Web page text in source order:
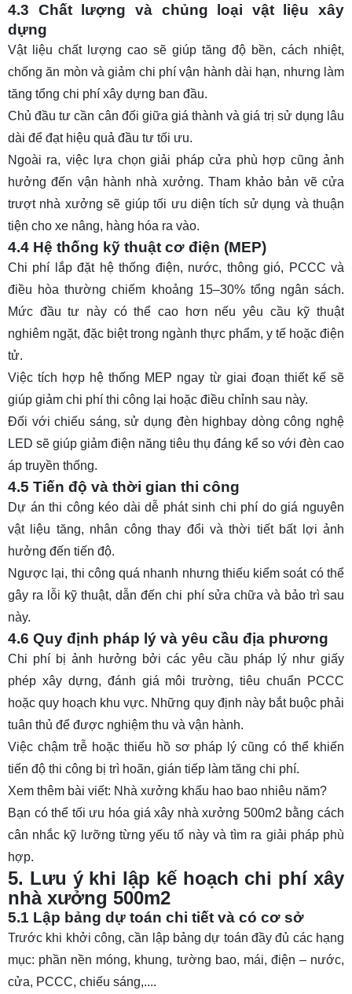
4.3 Chất lượng và chủng loại vật liệu xây
dựng
Vật liệu chất lượng cao sẽ giúp tăng độ bền, cách nhiệt,
chống ăn mòn và giảm chi phí vận hành dài hạn, nhưng làm
tăng tổng chi phí xây dựng ban đầu.
Chủ đầu tư cần cân đối giữa giá thành và giá trị sử dụng lâu
dài để đạt hiệu quả đầu tư tối ưu.
Ngoài ra, việc lựa chọn giải pháp cửa phù hợp cũng ảnh
hưởng đến vận hành nhà xưởng. Tham khảo bản vẽ cửa
trượt nhà xưởng sẽ giúp tối ưu diện tích sử dụng và thuận
tiện cho xe nâng, hàng hóa ra vào.
4.4 Hệ thống kỹ thuật cơ điện (MEP)
Chi phí lắp đặt hệ thống điện, nước, thông gió, PCCC và
điều hòa thường chiếm khoảng 15–30% tổng ngân sách.
Mức đầu tư này có thể cao hơn nếu yêu cầu kỹ thuật
nghiêm ngặt, đặc biệt trong ngành thực phẩm, y tế hoặc điện
tử.
Việc tích hợp hệ thống MEP ngay từ giai đoạn thiết kế sẽ
giúp giảm chi phí thi công lại hoặc điều chỉnh sau này.
Đối với chiếu sáng, sử dụng đèn highbay dòng công nghệ
LED sẽ giúp giảm điện năng tiêu thụ đáng kể so với đèn cao
áp truyền thống.
4.5 Tiến độ và thời gian thi công
Dự án thi công kéo dài dễ phát sinh chi phí do giá nguyên
vật liệu tăng, nhân công thay đổi và thời tiết bất lợi ảnh
hưởng đến tiến độ.
Ngược lại, thi công quá nhanh nhưng thiếu kiểm soát có thể
gây ra lỗi kỹ thuật, dẫn đến chi phí sửa chữa và bảo trì sau
này.
4.6 Quy định pháp lý và yêu cầu địa phương
Chi phí bị ảnh hưởng bởi các yêu cầu pháp lý như giấy
phép xây dựng, đánh giá môi trường, tiêu chuẩn PCCC
hoặc quy hoạch khu vực. Những quy định này bắt buộc phải
tuân thủ để được nghiệm thu và vận hành.
Việc chậm trễ hoặc thiếu hồ sơ pháp lý cũng có thể khiến
tiến độ thi công bị trì hoãn, gián tiếp làm tăng chi phí.
Xem thêm bài viết: Nhà xưởng khấu hao bao nhiêu năm?
Bạn có thể tối ưu hóa giá xây nhà xưởng 500m2 bằng cách
cân nhắc kỹ lưỡng từng yếu tố này và tìm ra giải pháp phù
hợp.
5. Lưu ý khi lập kế hoạch chi phí xây
nhà xưởng 500m2
5.1 Lập bảng dự toán chi tiết và có cơ sở
Trước khi khởi công, cần lập bảng dự toán đầy đủ các hạng
mục: phần nền móng, khung, tường bao, mái, điện – nước,
cửa, PCCC, chiếu sáng,....